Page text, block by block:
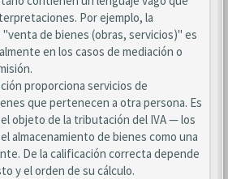
Por ejemplo, la
de bienes (obras, servicios)" es
en los casos de mediación o
proporciona servicios de
que pertenecen a otra persona. Es
objeto de la tributación del IVA — los
almacenamiento de bienes como una
De la calificación correcta depende
y el orden de su cálculo.